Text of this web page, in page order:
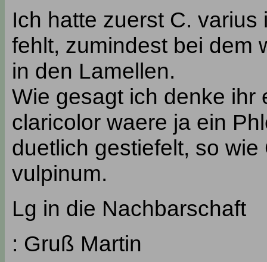
Ich hatte zuerst C.
fehlt, zumindest bei dem
in den Lamellen.
Wie gesagt ich denke ihr
claricolor waere ja ein
duetlich gestiefelt, so
vulpinum.
Lg in die Nachbarschaft
: Gruß Martin